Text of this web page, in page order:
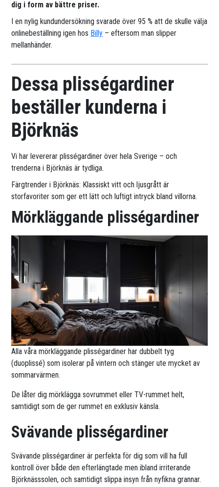
dig i form av bättre priser.
I en nylig kundundersökning svarade över 95 % att de skulle välja
onlinebeställning igen hos Billy – eftersom man slipper
mellanhänder.
Dessa plisségardiner
beställer kunderna i
Björknäs
Vi har levererar plisségardiner över hela Sverige – och
trenderna i Björknäs är tydliga.
Färgtrender i Björknäs: Klassiskt vitt och ljusgrått är
storfavoriter som ger ett lätt och luftigt intryck bland villorna.
Mörkläggande plisségardiner
Alla våra mörkläggande plisségardiner har dubbelt tyg
(duoplissé) som isolerar på vintern och stänger ute mycket av
sommarvärmen.
De låter dig mörklägga sovrummet eller TV-rummet helt,
samtidigt som de ger rummet en exklusiv känsla.
Svävande plisségardiner
Svävande plisségardiner är perfekta för dig som vill ha full
kontroll över både den efterlängtade men ibland irriterande
Björknässsolen, och samtidigt slippa insyn från nyfikna grannar.